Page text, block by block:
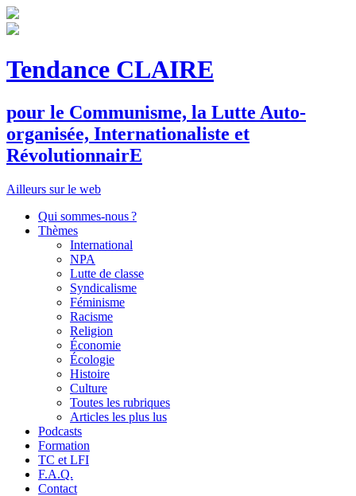
Tendance CLAIRE
pour le Communisme, la Lutte Auto-
organisée, Internationaliste et
RévolutionnairE
Ailleurs sur le web
Qui sommes-nous ?
Thèmes
International
NPA
Lutte de classe
Syndicalisme
Féminisme
Racisme
Religion
Économie
Écologie
Histoire
Culture
Toutes les rubriques
Articles les plus lus
Podcasts
Formation
TC et LFI
F.A.Q.
Contact